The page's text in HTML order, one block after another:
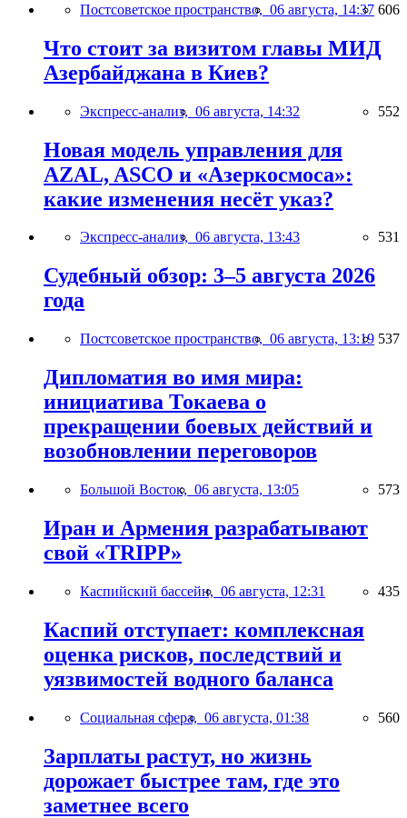
Постсоветское пространство, 06 августа, 14:37 606
Что стоит за визитом главы МИД
Азербайджана в Киев?
Экспресс-анализ, 06 августа, 14:32 552
Новая модель управления для
AZAL, ASCO и «Азеркосмоса»:
какие изменения несёт указ?
Экспресс-анализ, 06 августа, 13:43 531
Судебный обзор: 3–5 августа 2026
года
Постсоветское пространство, 06 августа, 13:19 537
Дипломатия во имя мира:
инициатива Токаева о
прекращении боевых действий и
возобновлении переговоров
Большой Восток, 06 августа, 13:05 573
Иран и Армения разрабатывают
свой «TRIPP»
Каспийский бассейн, 06 августа, 12:31 435
Каспий отступает: комплексная
оценка рисков, последствий и
уязвимостей водного баланса
Социальная сфера, 06 августа, 01:38 560
Зарплаты растут, но жизнь
дорожает быстрее там, где это
заметнее всего